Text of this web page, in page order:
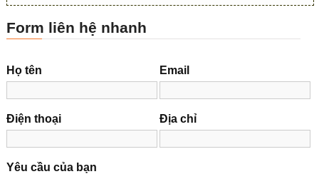
Form liên hệ nhanh
Họ tên Email
Điện thoại Địa chỉ
Yêu cầu của bạn